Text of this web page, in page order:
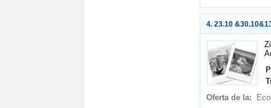
4. 23.10
Oferta de la: